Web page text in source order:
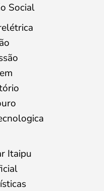
Social
Itaipu